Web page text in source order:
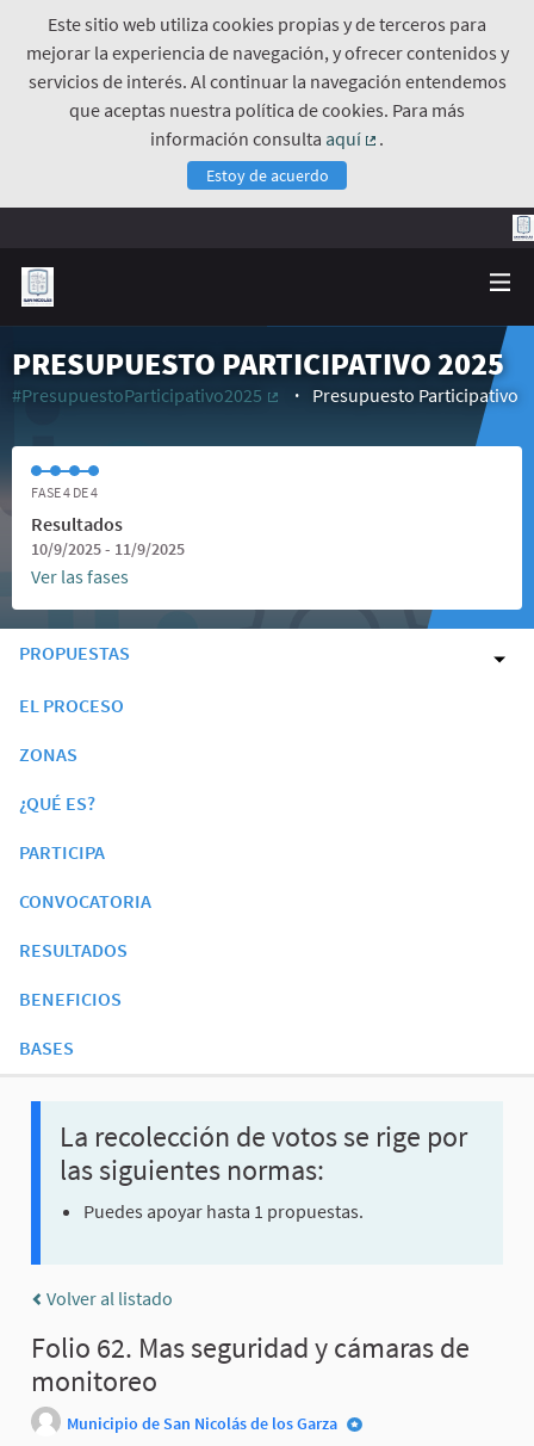
Este sitio web utiliza cookies propias y de terceros para
mejorar la experiencia de navegación, y ofrecer contenidos y
servicios de interés. Al continuar la navegación entendemos
que aceptas nuestra política de cookies. Para más
información consulta aquí
.
Estoy de acuerdo
PRESUPUESTO PARTICIPATIVO 2025
#PresupuestoParticipativo2025
Presupuesto Participativo
FASE 4 DE 4
Resultados
10/9/2025 - 11/9/2025
Ver las fases
PROPUESTAS
EL PROCESO
ZONAS
¿QUÉ ES?
PARTICIPA
CONVOCATORIA
RESULTADOS
BENEFICIOS
BASES
La recolección de votos se rige por
las siguientes normas:
Puedes apoyar hasta 1 propuestas.
Volver al listado
Folio 62. Mas seguridad y cámaras de
monitoreo
Municipio de San Nicolás de los Garza